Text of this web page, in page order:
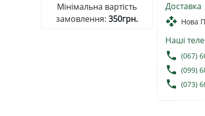
Мінімальна вартість
замовлення: 350грн.
Доставка
open_with Нова
Наші
local_phone (067)
local_phone (099)
local_phone (073)